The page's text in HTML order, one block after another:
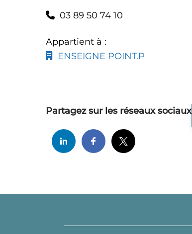
03 89 50 74 10
Appartient à :
ENSEIGNE POINT.P
Partagez sur les réseaux sociaux